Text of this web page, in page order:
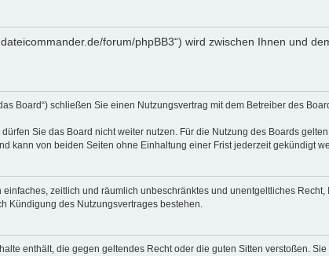
forum/phpBB3“) wird zwischen Ihnen und
Board“) schließen Sie einen Nutzungsvertrag mit dem Betreiber des
Sie das Board nicht weiter nutzen. Für die Nutzung des Boards
kann von beiden Seiten ohne Einhaltung einer Frist jederzeit gekündigt
zeitlich und räumlich unbeschränktes und unentgeltliches
Kündigung des Nutzungsvertrages bestehen.
enthält, die gegen geltendes Recht oder die guten Sitten verstoßen.